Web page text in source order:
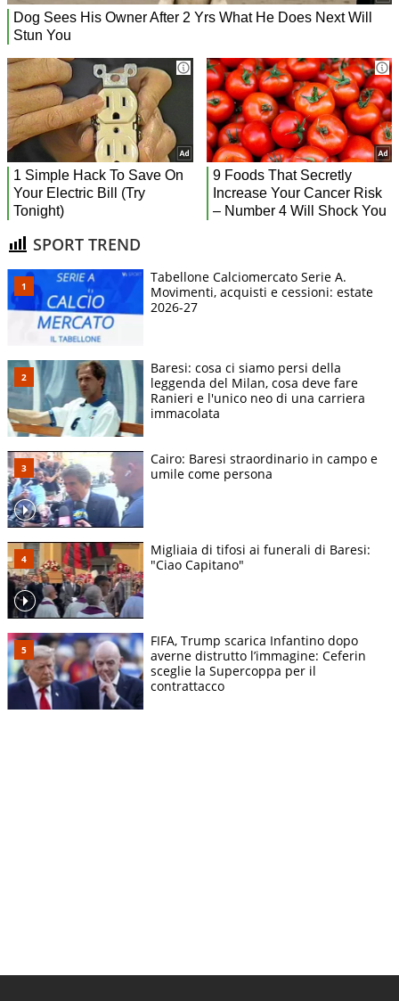
SPORT TREND
Tabellone Calciomercato Serie A.
Movimenti, acquisti e cessioni: estate
2026-27
Baresi: cosa ci siamo persi della
leggenda del Milan, cosa deve fare
Ranieri e l'unico neo di una carriera
immacolata
Cairo: Baresi straordinario in campo e
umile come persona
Migliaia di tifosi ai funerali di Baresi:
"Ciao Capitano"
FIFA, Trump scarica Infantino dopo
averne distrutto l’immagine: Ceferin
sceglie la Supercoppa per il
contrattacco